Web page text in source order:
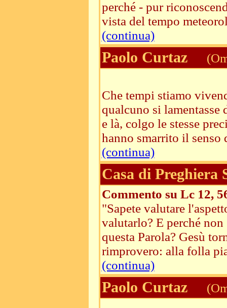
perché - pur
vista del tempo
(continua)
Paolo Curtaz
Che tempi stiamo
qualcuno si lamentasse
e là, colgo le stesse
hanno smarrito il senso
(continua)
Casa di Preghiera
Commento su Lc 12,
"Sapete valutare
valutarlo? E perché
questa Parola? Gesù
rimprovero: alla folla
(continua)
Paolo Curtaz